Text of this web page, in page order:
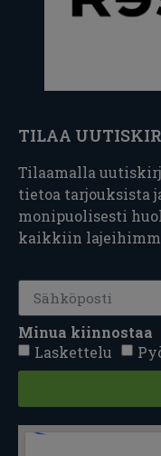
TILAA
Tilaamalla
tietoa tarjouksista
monipuolisesti
kaikkiin
Minua kiinnostaa
Laskettelu